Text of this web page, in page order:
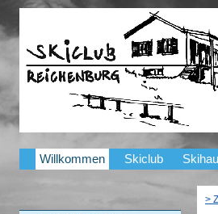
Willkommen Skiclub
>